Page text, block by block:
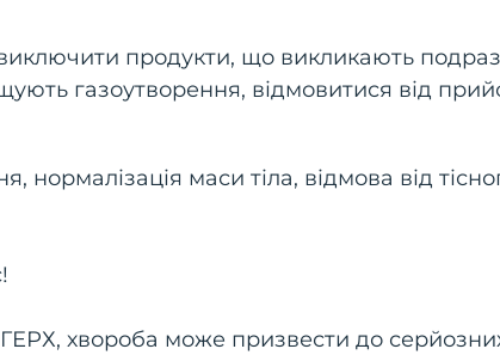
продукти, що викликають
газоутворення, відмовитися від
нормалізація маси тіла, відмова від
хвороба може призвести до